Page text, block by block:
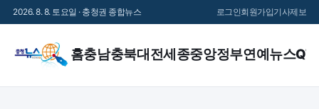
2026. 8. 8. 토요일 · 충청권 종합뉴스 로그인회원가입기사제보
홈충남충북대전세종중앙정부연예 뉴스